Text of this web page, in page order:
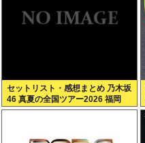
セットリスト・感想まとめ 乃木坂
46 真夏の全国ツアー2026 福岡
Day1